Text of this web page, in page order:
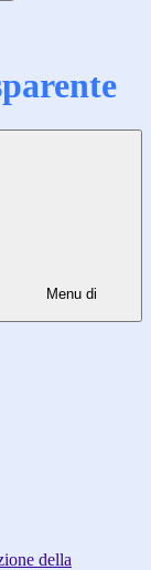
Menu di
della